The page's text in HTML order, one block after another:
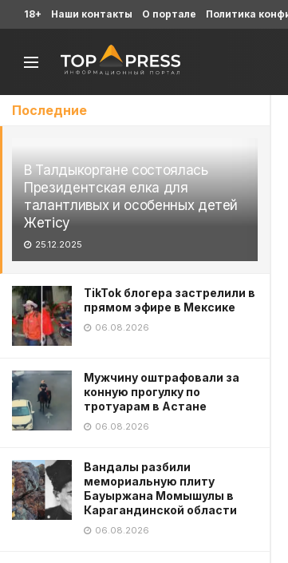
Последние
В Талдыкоргане состоялась
Президентская елка для
талантливых и особенных детей
Жетісу
25.12.2025
TikTok блогера застрелили в
прямом эфире в Мексике
06.08.2026
Мужчину оштрафовали за
конную прогулку по
тротуарам в Астане
06.08.2026
Вандалы разбили
мемориальную плиту
Бауыржана Момышулы в
Карагандинской области
06.08.2026
18+ Наши контакты О портале Политика